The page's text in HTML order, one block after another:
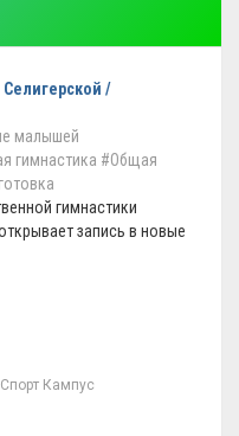
/
малышей
гимнастика #Общая
гимнастики
запись в новые
Кампус